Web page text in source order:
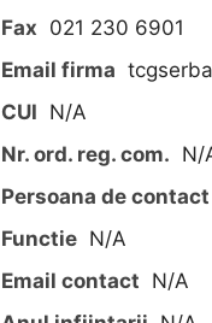
Fax 021 230 6901
Email firma
CUI N/A
Nr. ord. reg. com. N/
Persoana de contact
Functie N/A
Email contact N/A